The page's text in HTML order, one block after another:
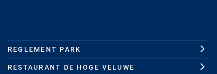
REGLEMENT PARK
RESTAURANT DE HOGE VELUWE